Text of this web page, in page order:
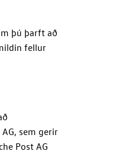
þú þarft að
fellur
sem gerir
Post AG